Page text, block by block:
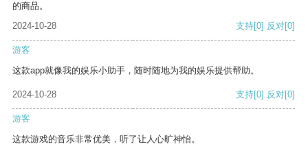
的商品。
2024-10-28
支持[0] 反对[0]
游客
这款app就像我的娱乐小助手，随时随地为我的娱乐提供帮助。
2024-10-28 支持[0] 反对[0]
游客
这款游戏的音乐非常优美，听了让人心旷神怡。